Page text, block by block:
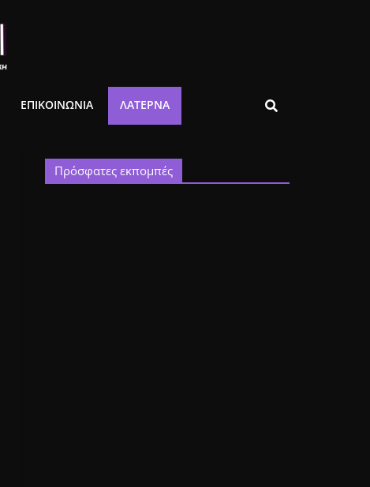
ΕΠΙΚΟΙΝΩΝΙΑ ΛΑΤΈΡΝΑ
Πρόσφατες εκπομπές